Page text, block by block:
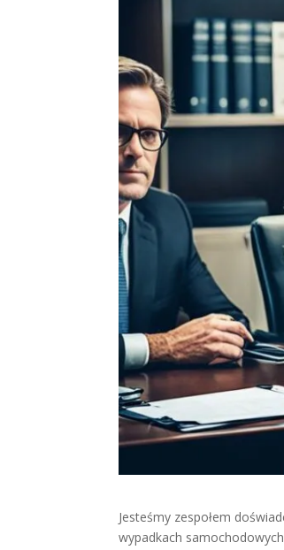
Jesteśmy zespołem
wypadkach